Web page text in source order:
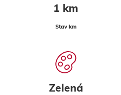
1 km
Stav km
Zelená